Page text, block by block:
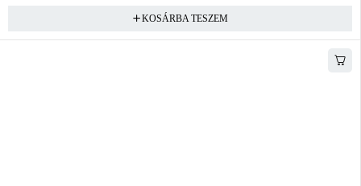
KOSÁRBA TESZEM